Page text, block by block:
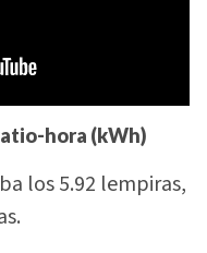
hora (kWh)
los 5.92 lempiras,